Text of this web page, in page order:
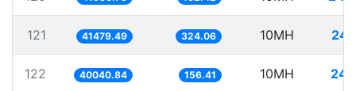
121 41479.49 324.06 10MH
122 40040.84 156.41 10MH